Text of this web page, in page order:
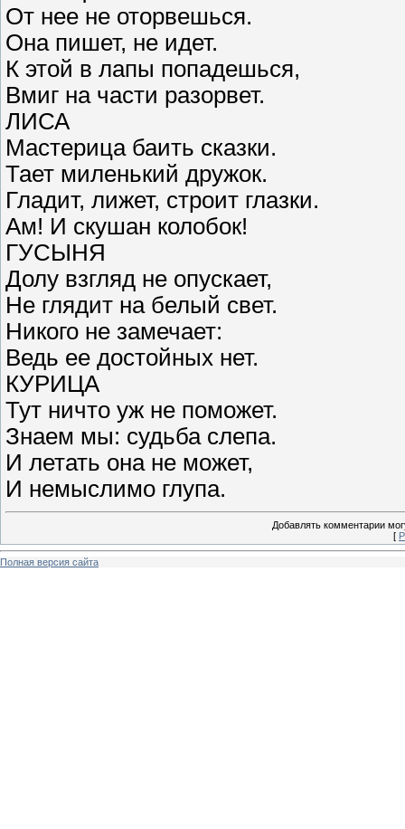
От нее не оторвешься.
Она пишет, не идет.
К этой в лапы попадешься,
Вмиг на части разорвет.
ЛИСА
Мастерица баить сказки.
Тает миленький дружок.
Гладит, лижет, строит глазки.
Ам! И скушан колобок!
ГУСЫНЯ
Долу взгляд не опускает,
Не глядит на белый свет.
Никого не замечает:
Ведь ее достойных нет.
КУРИЦА
Тут ничто уж не поможет.
Знаем мы: судьба слепа.
И летать она не может,
И немыслимо глупа.
Добавлять комментарии
[
Полная версия сайта